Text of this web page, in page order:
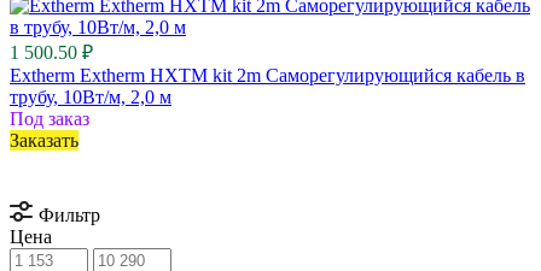
1 500.50 ₽
Extherm Extherm HXTM kit 2m Саморегулирующийся кабель в
трубу, 10Вт/м, 2,0 м
Под заказ
Заказать
Фильтр
Цена